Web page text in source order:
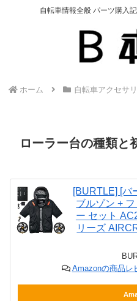
自転車情報全般 パーツ購入
ホーム 自転車アクセサ
ローラー台の種類と
[BURTLE] [バ
ブルゾン +
ー セット
リーズ
Amazonの商品レ